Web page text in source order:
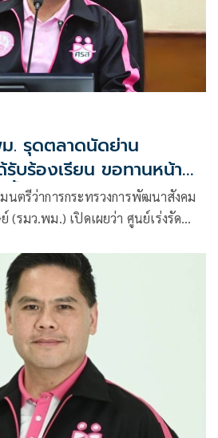
. รุดตลาดนัดย่าน
บร้องเรียน ขอทานหน้า
ย้ำ ขอทานผิดกฎหมาย
ยความสงสาร
นตรีว่าการกระทรวงการพัฒนาสังคม
(รมว.พม.) เปิดเผยว่า ศูนย์เร่งรัด